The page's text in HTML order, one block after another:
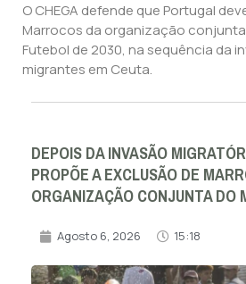
O CHEGA defende que Portugal
Marrocos da organização
Futebol de 2030, na sequência da
migrantes em Ceuta.
DEPOIS DA INVASÃO
PROPÕE A EXCLUSÃO DE
ORGANIZAÇÃO CONJUNTA DO
Agosto 6, 2026 15:18